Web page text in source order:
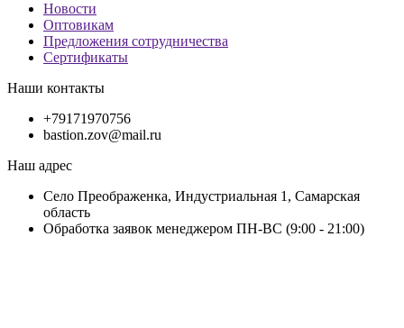
Новости
Оптовикам
Предложения сотрудничества
Сертификаты
Наши контакты
+79171970756
bastion.zov@mail.ru
Наш адрес
Село Преображенка, Индустриальная 1, Самарская
область
Обработка заявок менеджером ПН-ВС (9:00 - 21:00)